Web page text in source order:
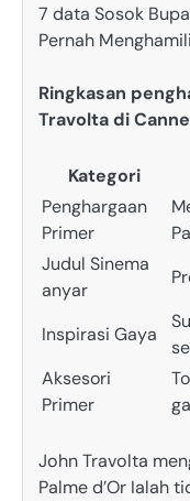
7 data Sosok
Pernah
Ringkasan
Travolta di
Kategori
Penghargaan
Primer
Judul Sinema
anyar
Inspirasi Gaya
Aksesori
Primer
John Travolta
Palme d’Or Ialah